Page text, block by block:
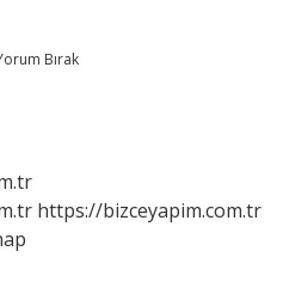
Bırak
https://bizceyapim.com.tr